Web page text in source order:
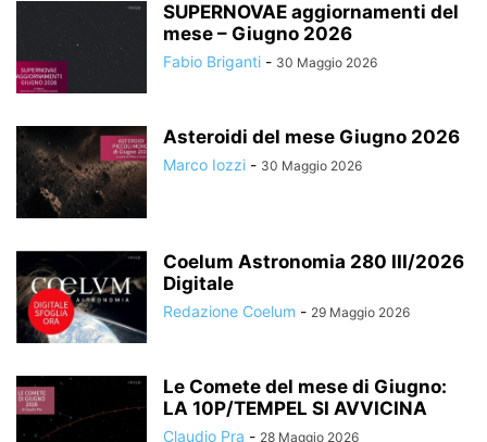
SUPERNOVAE aggiornamenti del
mese – Giugno 2026
Fabio Briganti - 30 Maggio 2026
Asteroidi del mese Giugno 2026
Marco Iozzi - 30 Maggio 2026
Coelum Astronomia 280 III/2026
Digitale
Redazione Coelum - 29 Maggio 2026
Le Comete del mese di Giugno:
LA 10P/TEMPEL SI AVVICINA
Claudio Pra - 28 Maggio 2026